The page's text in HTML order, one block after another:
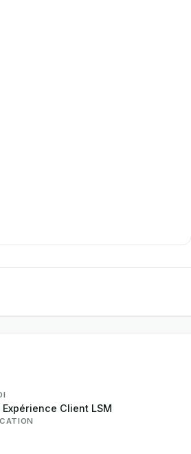
Client LSM